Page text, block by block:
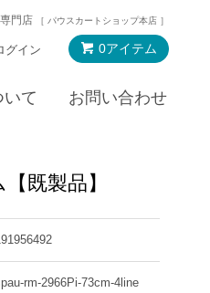
門店 ［ パウスカートショップ本店 ］
0アイテム
グイン
いて お問い合わせ
既製品】
rm-2966Pi-73cm-4line